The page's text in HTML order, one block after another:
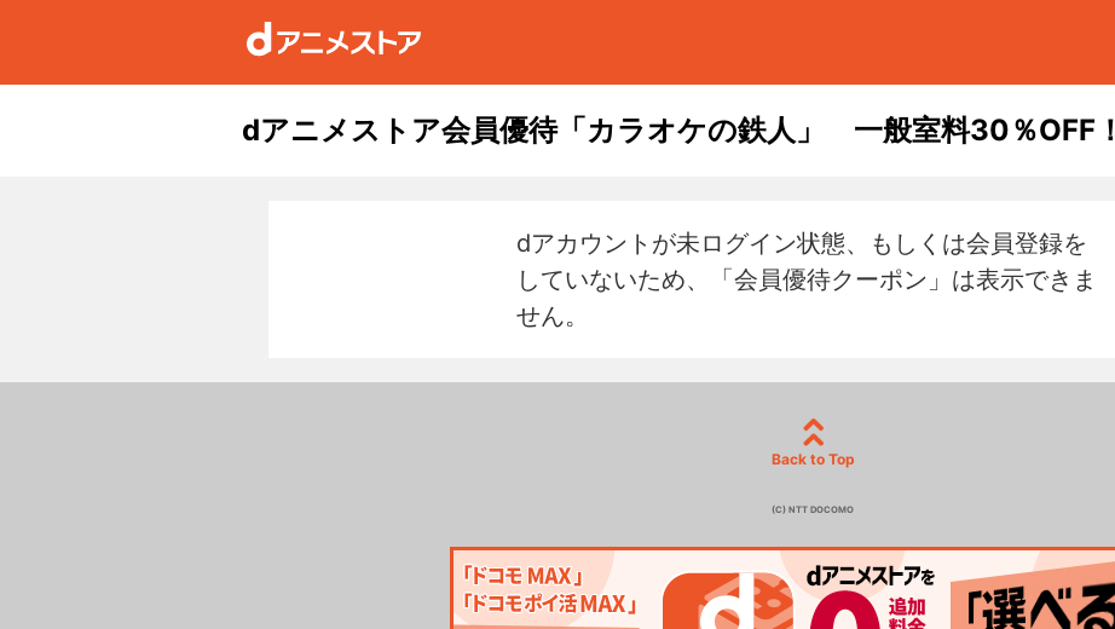
dアニメストア会員優待「カラオケの鉄人」 一般室料30％OFF！
dアカウントが未ログイン状態、もしくは会員登録を
していないため、「会員優待クーポン」は表示できま
せん。
Back to Top
(C) NTT DOCOMO